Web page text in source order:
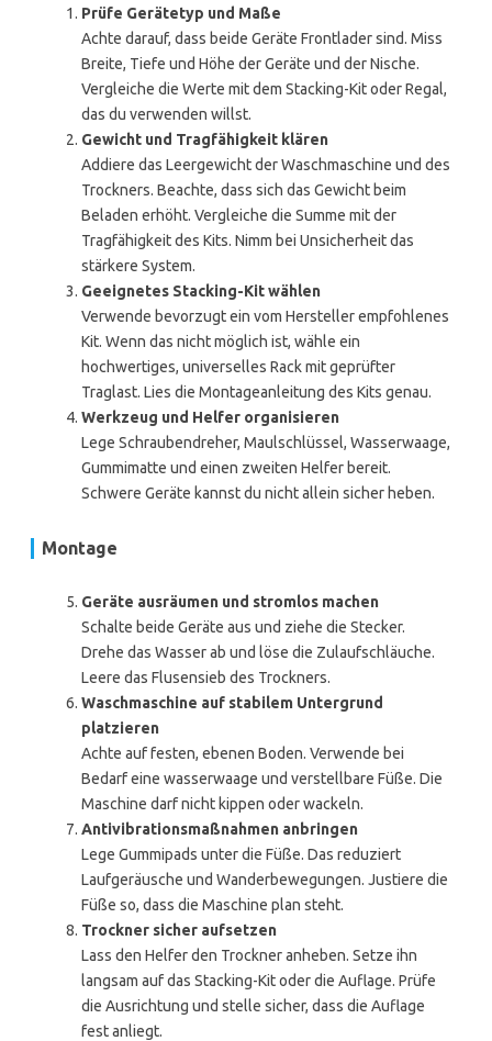
Prüfe Gerätetyp und Maße
Achte darauf, dass beide Geräte Frontlader sind. Miss
Breite, Tiefe und Höhe der Geräte und der Nische.
Vergleiche die Werte mit dem Stacking-Kit oder Regal,
das du verwenden willst.
Gewicht und Tragfähigkeit klären
Addiere das Leergewicht der Waschmaschine und des
Trockners. Beachte, dass sich das Gewicht beim
Beladen erhöht. Vergleiche die Summe mit der
Tragfähigkeit des Kits. Nimm bei Unsicherheit das
stärkere System.
Geeignetes Stacking-Kit wählen
Verwende bevorzugt ein vom Hersteller empfohlenes
Kit. Wenn das nicht möglich ist, wähle ein
hochwertiges, universelles Rack mit geprüfter
Traglast. Lies die Montageanleitung des Kits genau.
Werkzeug und Helfer organisieren
Lege Schraubendreher, Maulschlüssel, Wasserwaage,
Gummimatte und einen zweiten Helfer bereit.
Schwere Geräte kannst du nicht allein sicher heben.
Montage
Geräte ausräumen und stromlos machen
Schalte beide Geräte aus und ziehe die Stecker.
Drehe das Wasser ab und löse die Zulaufschläuche.
Leere das Flusensieb des Trockners.
Waschmaschine auf stabilem Untergrund
platzieren
Achte auf festen, ebenen Boden. Verwende bei
Bedarf eine wasserwaage und verstellbare Füße. Die
Maschine darf nicht kippen oder wackeln.
Antivibrationsmaßnahmen anbringen
Lege Gummipads unter die Füße. Das reduziert
Laufgeräusche und Wanderbewegungen. Justiere die
Füße so, dass die Maschine plan steht.
Trockner sicher aufsetzen
Lass den Helfer den Trockner anheben. Setze ihn
langsam auf das Stacking-Kit oder die Auflage. Prüfe
die Ausrichtung und stelle sicher, dass die Auflage
fest anliegt.